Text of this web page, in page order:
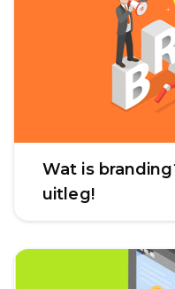
Wat is
uitleg!